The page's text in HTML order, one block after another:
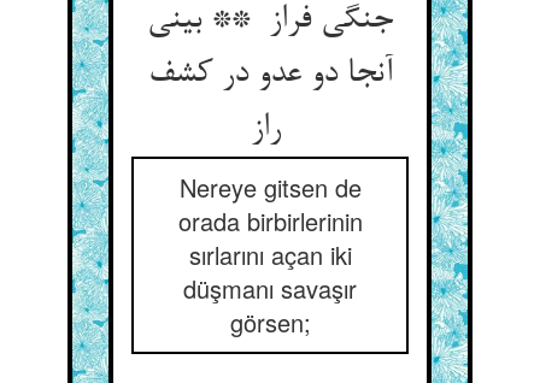
جنگی فراز ** بینی
آنجا دو عدو در کشف
راز
Nereye gitsen de
orada birbirlerinin
sırlarını açan iki
düşmanı savaşır
görsen;